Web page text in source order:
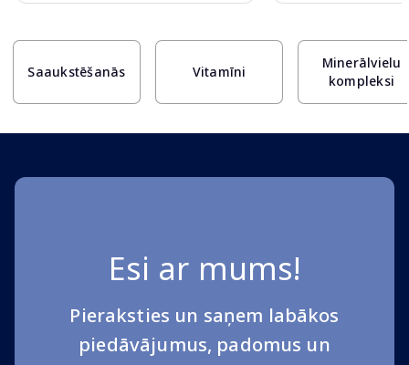
Saaukstēšanās Vitamīni
Minerālvielu
kompleksi
Esi ar mums!
Pieraksties un saņem labākos
piedāvājumus, padomus un